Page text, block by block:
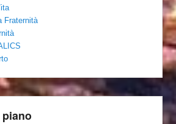
Fraternità